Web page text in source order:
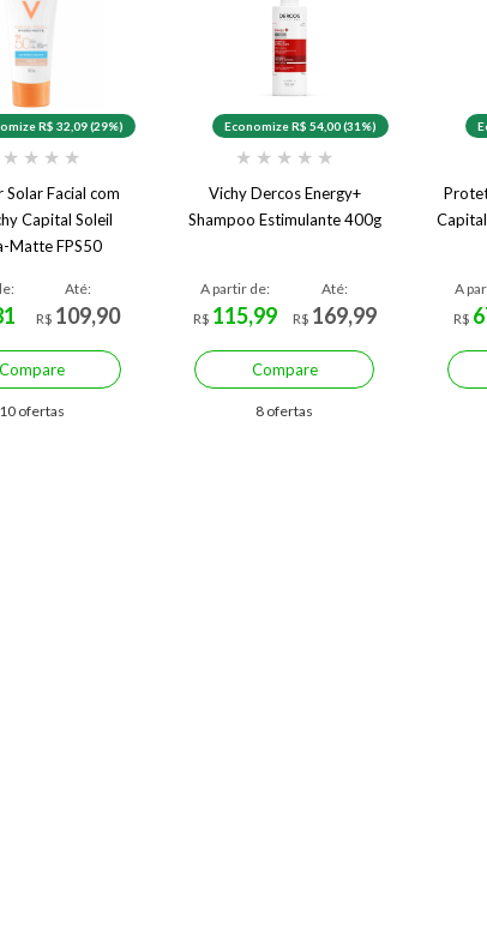
R$ 32,09 (29%)
★ ★ ★ ★
Facial com
Capital Soleil
Matte FPS50
Até:
R$ 109,90
Compare
10 ofertas
Economize R$ 54,00 (31%)
★ ★ ★ ★ ★
Vichy Dercos Energy+
Shampoo Estimulante 400g
A partir de:
R$ 115,99
Até:
R$ 169,99
Compare
8 ofertas
A
R$